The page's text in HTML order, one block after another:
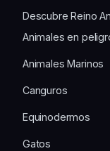
Descubre Reino
Animales en
Animales Marinos
Canguros
Equinodermos
Gatos